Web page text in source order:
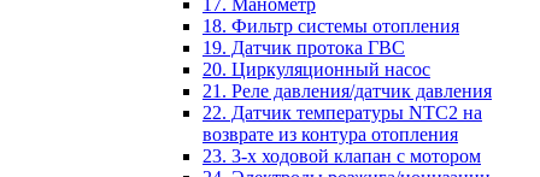
18. Фильтр системы отопления
19. Датчик протока ГВС
20. Циркуляционный насос
21. Реле давления/датчик давления
22. Датчик температуры NTC2 на
возврате из контура отопления
23. 3-х ходовой клапан с мотором